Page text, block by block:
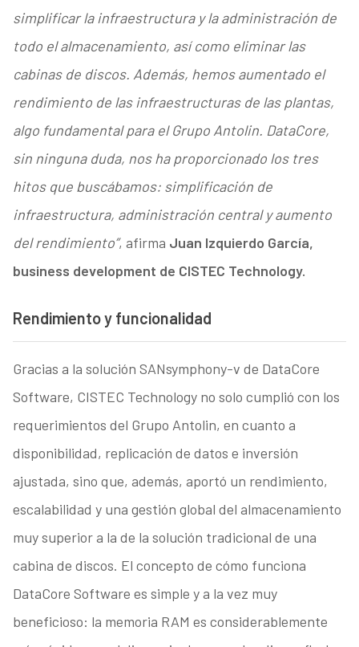
simplificar la infraestructura y la administración de
todo el almacenamiento, así como eliminar las
cabinas de discos. Además, hemos aumentado el
rendimiento de las infraestructuras de las plantas,
algo fundamental para el Grupo Antolin. DataCore,
sin ninguna duda, nos ha proporcionado los tres
hitos que buscábamos: simplificación de
infraestructura, administración central y aumento
del rendimiento”, afirma Juan Izquierdo García,
business development de CISTEC Technology.
Rendimiento y funcionalidad
Gracias a la solución SANsymphony-v de DataCore
Software, CISTEC Technology no solo cumplió con los
requerimientos del Grupo Antolin, en cuanto a
disponibilidad, replicación de datos e inversión
ajustada, sino que, además, aportó un rendimiento,
escalabilidad y una gestión global del almacenamiento
muy superior a la de la solución tradicional de una
cabina de discos. El concepto de cómo funciona
DataCore Software es simple y a la vez muy
beneficioso: la memoria RAM es considerablemente